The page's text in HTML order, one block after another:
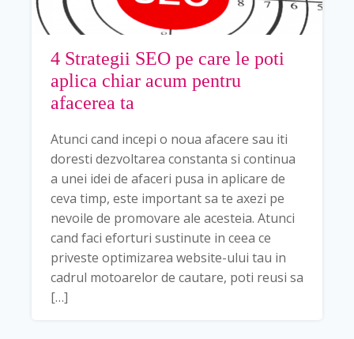
4 Strategii SEO pe care le poti
aplica chiar acum pentru
afacerea ta
Atunci cand incepi o noua afacere sau iti
doresti dezvoltarea constanta si continua
a unei idei de afaceri pusa in aplicare de
ceva timp, este important sa te axezi pe
nevoile de promovare ale acesteia. Atunci
cand faci eforturi sustinute in ceea ce
priveste optimizarea website-ului tau in
cadrul motoarelor de cautare, poti reusi sa
[…]